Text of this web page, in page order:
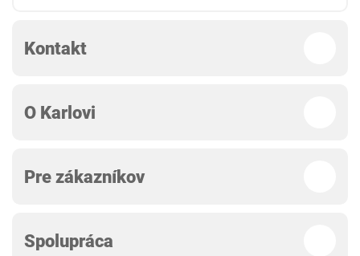
Kontakt
O Karlovi
Pre zákazníkov
Spolupráca